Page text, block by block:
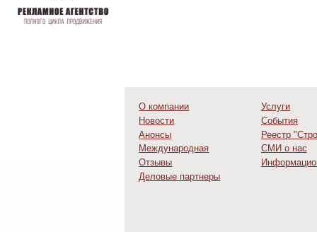
О компании
Услуги
Новости
События
Анонсы
Реестр
Международная
деятельность
СМИ о нас
Отзывы
Деловые партнеры